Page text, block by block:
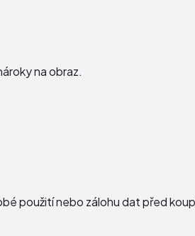
na obraz.
použití nebo zálohu dat před